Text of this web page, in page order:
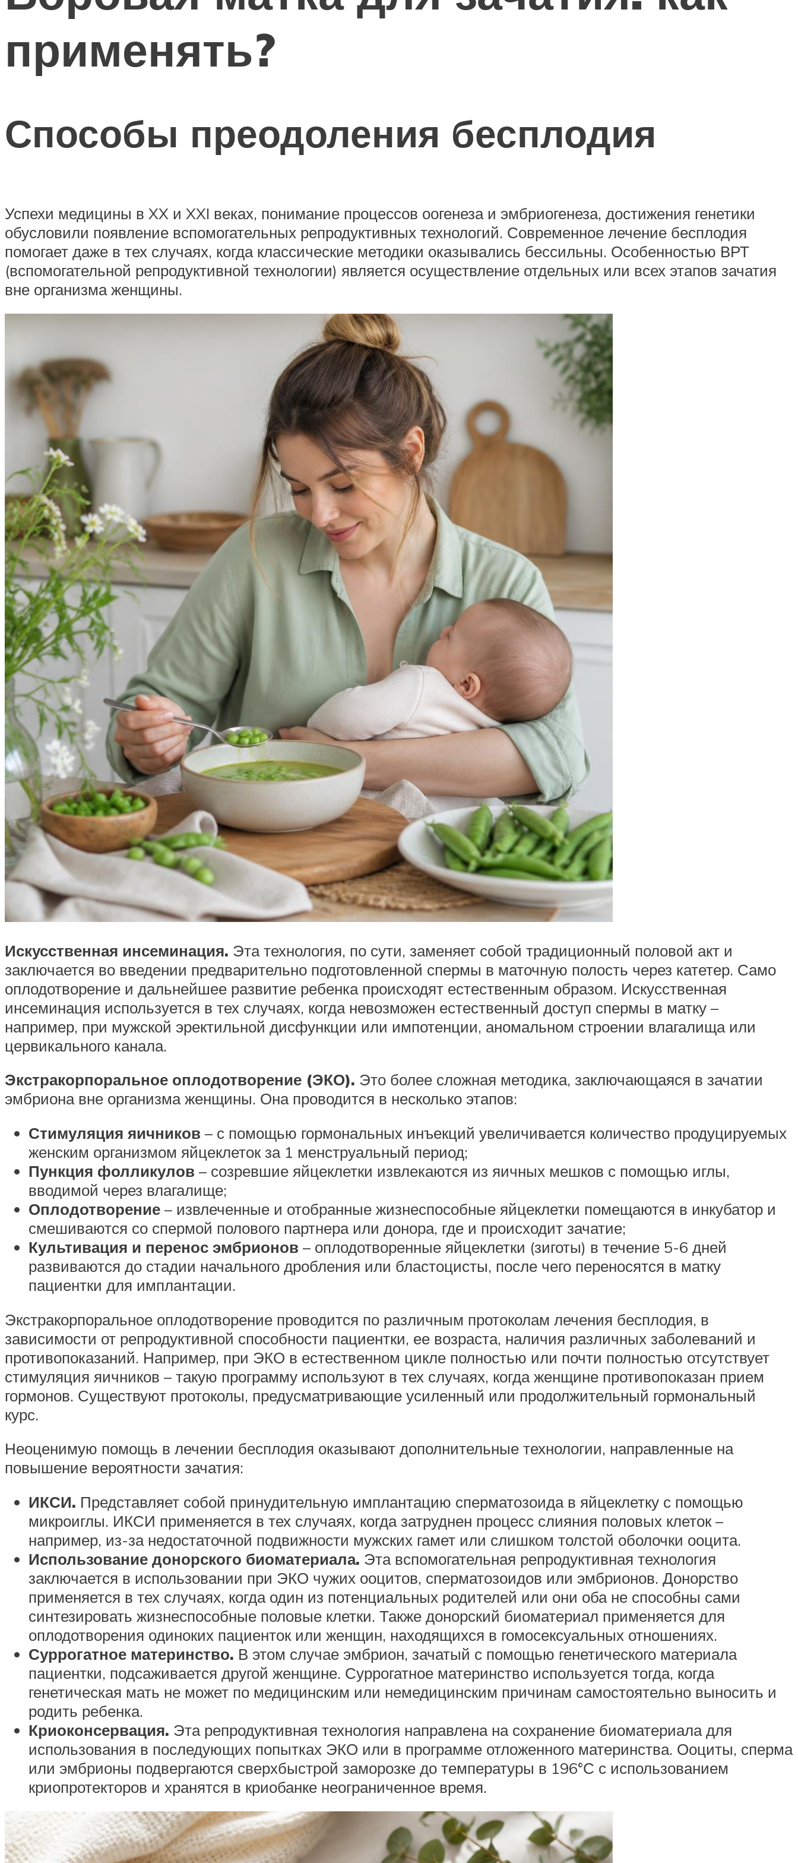
применять?
Способы преодоления бесплодия
Успехи медицины в XX и XXI веках, понимание процессов оогенеза и эмбриогенеза, достижения генетики
обусловили появление вспомогательных репродуктивных технологий. Современное лечение бесплодия
помогает даже в тех случаях, когда классические методики оказывались бессильны. Особенностью ВРТ
(вспомогательной репродуктивной технологии) является осуществление отдельных или всех этапов зачатия
вне организма женщины.
Искусственная инсеминация. Эта технология, по сути, заменяет собой традиционный половой акт и
заключается во введении предварительно подготовленной спермы в маточную полость через катетер. Само
оплодотворение и дальнейшее развитие ребенка происходят естественным образом. Искусственная
инсеминация используется в тех случаях, когда невозможен естественный доступ спермы в матку –
например, при мужской эректильной дисфункции или импотенции, аномальном строении влагалища или
цервикального канала.
Экстракорпоральное оплодотворение (ЭКО). Это более сложная методика, заключающаяся в зачатии
эмбриона вне организма женщины. Она проводится в несколько этапов:
Стимуляция яичников – с помощью гормональных инъекций увеличивается количество продуцируемых
женским организмом яйцеклеток за 1 менструальный период;
Пункция фолликулов – созревшие яйцеклетки извлекаются из яичных мешков с помощью иглы,
вводимой через влагалище;
Оплодотворение – извлеченные и отобранные жизнеспособные яйцеклетки помещаются в инкубатор и
смешиваются со спермой полового партнера или донора, где и происходит зачатие;
Культивация и перенос эмбрионов – оплодотворенные яйцеклетки (зиготы) в течение 5-6 дней
развиваются до стадии начального дробления или бластоцисты, после чего переносятся в матку
пациентки для имплантации.
Экстракорпоральное оплодотворение проводится по различным протоколам лечения бесплодия, в
зависимости от репродуктивной способности пациентки, ее возраста, наличия различных заболеваний и
противопоказаний. Например, при ЭКО в естественном цикле полностью или почти полностью отсутствует
стимуляция яичников – такую программу используют в тех случаях, когда женщине противопоказан прием
гормонов. Существуют протоколы, предусматривающие усиленный или продолжительный гормональный
курс.
Неоценимую помощь в лечении бесплодия оказывают дополнительные технологии, направленные на
повышение вероятности зачатия:
ИКСИ. Представляет собой принудительную имплантацию сперматозоида в яйцеклетку с помощью
микроиглы. ИКСИ применяется в тех случаях, когда затруднен процесс слияния половых клеток –
например, из-за недостаточной подвижности мужских гамет или слишком толстой оболочки ооцита.
Использование донорского биоматериала. Эта вспомогательная репродуктивная технология
заключается в использовании при ЭКО чужих ооцитов, сперматозоидов или эмбрионов. Донорство
применяется в тех случаях, когда один из потенциальных родителей или они оба не способны сами
синтезировать жизнеспособные половые клетки. Также донорский биоматериал применяется для
оплодотворения одиноких пациенток или женщин, находящихся в гомосексуальных отношениях.
Суррогатное материнство. В этом случае эмбрион, зачатый с помощью генетического материала
пациентки, подсаживается другой женщине. Суррогатное материнство используется тогда, когда
генетическая мать не может по медицинским или немедицинским причинам самостоятельно выносить и
родить ребенка.
Криоконсервация. Эта репродуктивная технология направлена на сохранение биоматериала для
использования в последующих попытках ЭКО или в программе отложенного материнства. Ооциты, сперма
или эмбрионы подвергаются сверхбыстрой заморозке до температуры в 196°С с использованием
криопротекторов и хранятся в криобанке неограниченное время.